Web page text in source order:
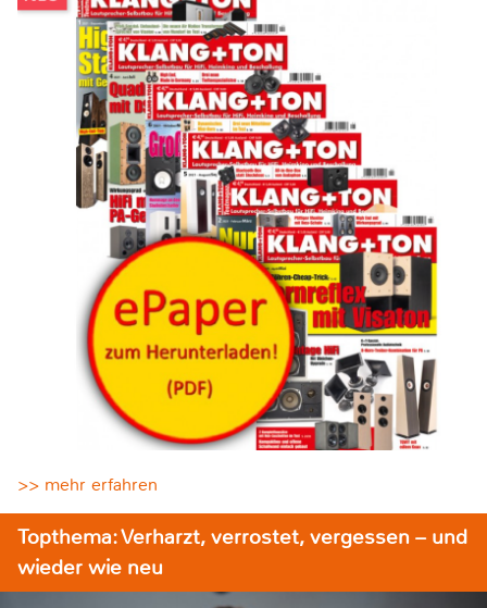
>> mehr erfahren
Topthema: Verharzt, verrostet, vergessen – und
wieder wie neu